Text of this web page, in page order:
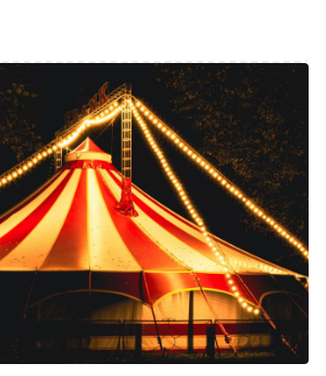
почему чайки не летают и что такое